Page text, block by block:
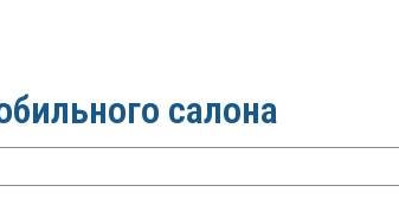
салона